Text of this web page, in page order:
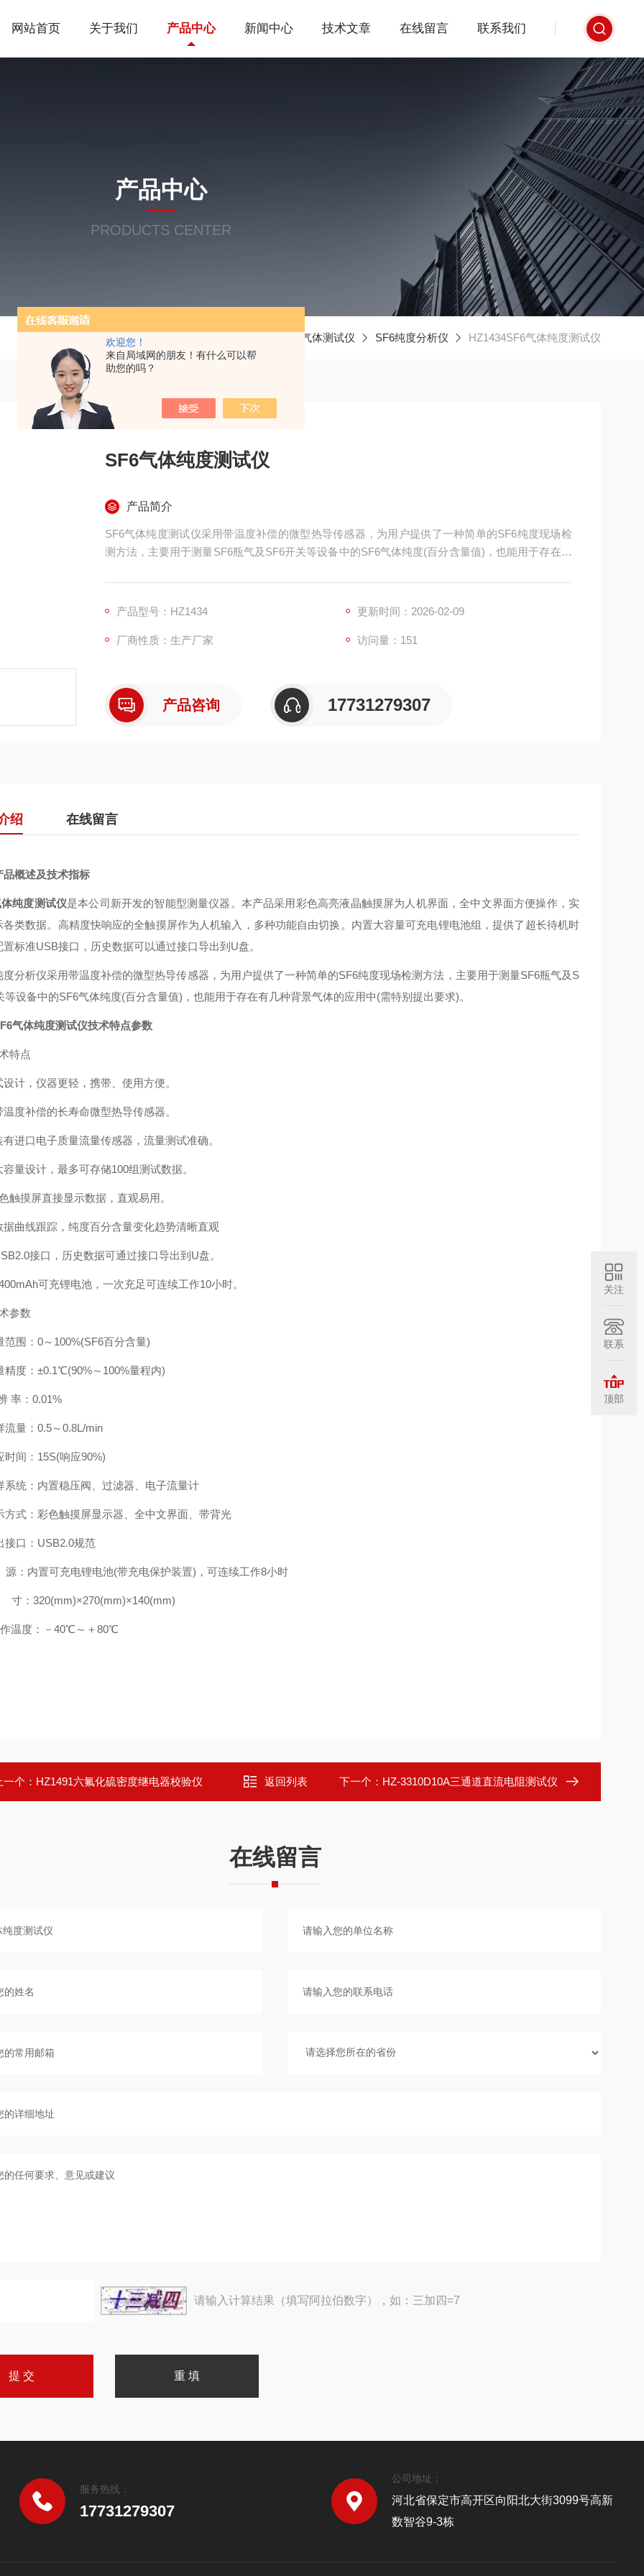
欢迎您！
来自局域网的朋友！有什么可以帮
助您的吗？
网站首页 关于我们 产品中心 新闻中心 技术文章 在线留言 联系我们
产品中心
PRODUCTS CENTER
当前位置： SF6气体测试仪 SF6纯度分析仪 HZ1434SF6气体纯度测试仪
SF6气体纯度测试仪
产品简介
SF6气体纯度测试仪采用带温度补偿的微型热导传感器，为用户提供了一种简单的SF6纯度现场检
测方法，主要用于测量SF6瓶气及SF6开关等设备中的SF6气体纯度(百分含量值)，也能用于存在有
产品型号：HZ1434 更新时间：2026-02-09
厂商性质：生产厂家 访问量：151
产品咨询 17731279307
绍 在线留言
品概述及技术指标
纯度测试仪是本公司新开发的智能型测量仪器。本产品采用彩色高亮液晶触摸屏为人机界面，全中文界面方便操作，实
各类数据。高精度快响应的全触摸屏作为人机输入，多种功能自由切换。内置大容量可充电锂电池组，提供了超长待机时
置标准USB接口，历史数据可以通过接口导出到U盘。
度分析仪采用带温度补偿的微型热导传感器，为用户提供了一种简单的SF6纯度现场检测方法，主要用于测量SF6瓶气及S
等设备中的SF6气体纯度(百分含量值)，也能用于存在有几种背景气体的应用中(需特别提出要求)。
气体纯度测试仪技术特点参数
特点
计，仪器更轻，携带、使用方便。
度补偿的长寿命微型热导传感器。
有进口电子质量流量传感器，流量测试准确。
量设计，最多可存储100组测试数据。
触摸屏直接显示数据，直观易用。
据曲线跟踪，纯度百分含量变化趋势清晰直观
接口，历史数据可通过接口导出到U盘。
可充锂电池，一次充足可连续工作10小时。
参数
范围：0～100%(SF6百分含量)
精度：±0.1℃(90%～100%量程内)
率：0.01%
流量：0.5～0.8L/min
时间：15S(响应90%)
系统：内置稳压阀、过滤器、电子流量计
方式：彩色触摸屏显示器、全中文界面、带背光
接口：USB2.0规范
：内置可充电锂电池(带充电保护装置)，可连续工作8小时
寸：320(mm)×270(mm)×140(mm)
温度：－40℃～＋80℃
一个： HZ1491六氟化硫密度继电器校验仪 返回列表 下一个： HZ-3310D10A三通道直流电阻测试仪
在线留言
请输入计算结果（填写阿拉伯数字），如：三加四=7
服务热线：
17731279307
公司地址：
河北省保定市高开区向阳北大街3099号高新
数智谷9-3栋
关注
联系
顶部